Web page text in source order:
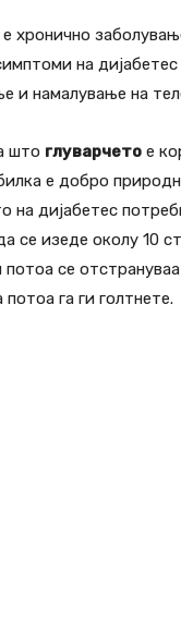
хронично
на
и намалување на
што глуварчето е
е добро
на дијабетес
се изеде околу 10
потоа се
потоа га ги голтнете.